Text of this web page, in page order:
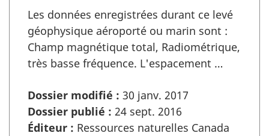
Les données enregistrées durant ce levé
géophysique aéroporté ou marin sont :
Champ magnétique total, Radiométrique,
très basse fréquence. L'espacement …
Dossier modifié : 30 janv. 2017
Dossier publié : 24 sept. 2016
Éditeur : Ressources naturelles Canada